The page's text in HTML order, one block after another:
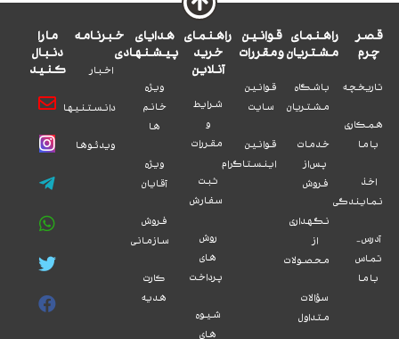
قصر
چرم
تاریخچه
همکاری
با ما
نمایندگی
آدرس -
تماس
با ما
راهنمای
مشتریان
باشگاه
مشتریان
خدمات
پس از
فروش
نگهداری
محصولات
سؤالات
متداول
قوانین
و مقررات
قوانین
سایت
قوانین
اینستاگرام
راهنمای
خرید
آنلاین
شرایط
مقررات
ثبت
سفارش
روش
پرداخت
شیوه
هدایای
پیشنهادی
ویژه
خانم
ویژه
آقایان
فروش
سازمانی
کارت
هدیه
خبرنامه
اخبار
دانستنیها
ویدئوها
ما را
دنبال
کنید